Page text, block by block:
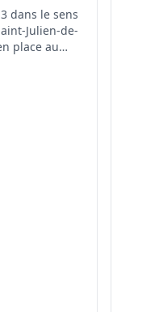
dans le sens
Julien-de-